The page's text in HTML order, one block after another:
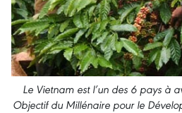
Le Vietnam est l’un des 6 pays à
Objectif du Millénaire pour le